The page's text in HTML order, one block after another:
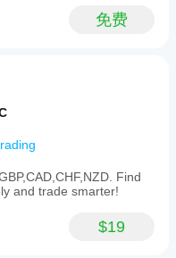
免费
Find
and trade smarter!
$19